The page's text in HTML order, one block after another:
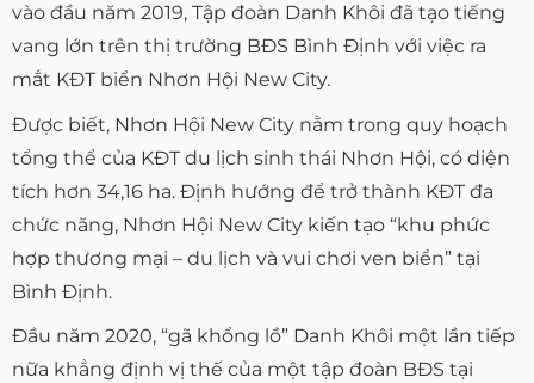
vào đầu năm 2019, Tập đoàn Danh Khôi đã tạo tiếng
vang lớn trên thị trường BĐS Bình Định với việc ra
mắt KĐT biển Nhơn Hội New City.
Được biết, Nhơn Hội New City nằm trong quy hoạch
tổng thể của KĐT du lịch sinh thái Nhơn Hội, có diện
tích hơn 34,16 ha. Định hướng để trở thành KĐT đa
chức năng, Nhơn Hội New City kiến tạo “khu phức
hợp thương mại – du lịch và vui chơi ven biển” tại
Bình Định.
Đầu năm 2020, “gã khổng lồ” Danh Khôi một lần tiếp
nữa khẳng định vị thế của một tập đoàn BĐS tại